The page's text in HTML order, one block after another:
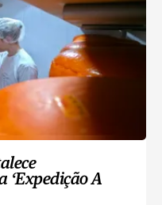
‘Expedição A